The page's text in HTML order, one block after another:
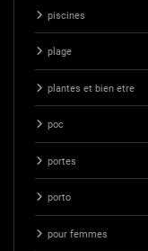
piscines
plage
plantes et bien etre
poc
portes
porto
pour femmes